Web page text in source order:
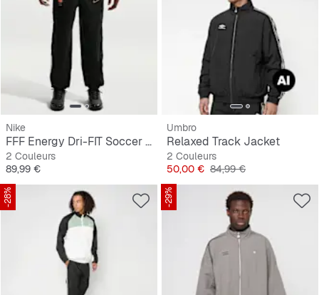
Nike
FFF Energy Dri-FIT Soccer Woven Pants
2 Couleurs
Prix
89,99 €
Umbro
Relaxed Track Jacket
2 Couleurs
Prix
50,00 € Prix original
84,99 €
-28% -29%